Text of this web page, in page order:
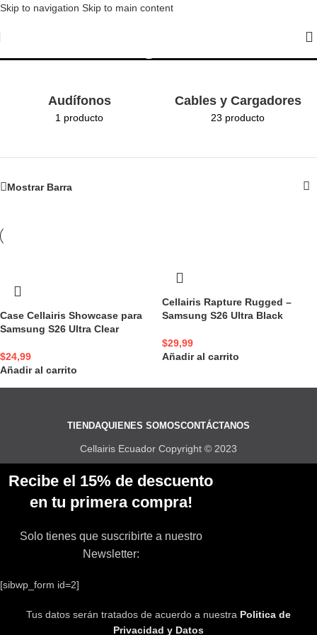
Skip to navigation Skip to main content
Audífonos
1 producto
Cables y Cargadores
23 producto
Mostrar Barra
Case Cellairis Showcase para
Samsung S26 Ultra Clear
$24,99
Añadir al carrito
Cellairis Rapture Rugged –
Samsung S26 Ultra Black
$29,99
Añadir al carrito
TIENDAQUIENES SOMOSCONTÁCTANOS
Cellairis Ecuador Copyright © 2023
Recibe el 15% de descuento
en tu primera compra!
Solo tienes que suscribirte a nuestro
Newsletter:
[sibwp_form id=2]
Tus datos serán tratados de acuerdo a nuestra Politica de
Privacidad y Datos